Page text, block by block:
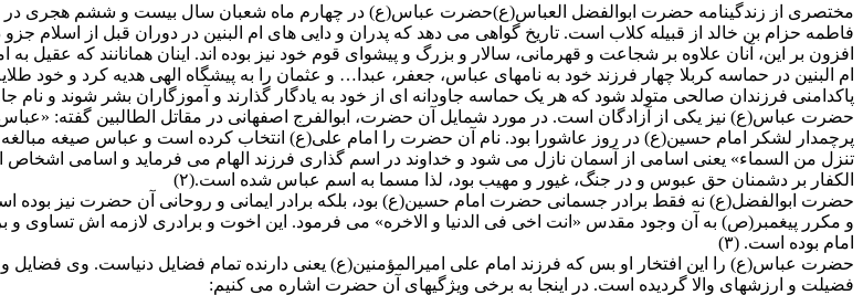
مختصری از زندگینامه حضرت ابوالفضل العباس(ع)حضرت عباس(ع) در چهارم ماه شعبان سال بیست و ششم هجری در مدینه
فاطمه حزام بن خالد از قبیله کلاب است. تاریخ گواهی می دهد که پدران و دایی های ام البنین در دوران قبل از اسلام
افزون بر این، آنان علاوه بر شجاعت و قهرمانی، سالار و بزرگ و پیشوای قوم خود نیز بوده اند. اینان همانانند که
ام البنین در حماسه کربلا چهار فرزند خود به نامهای عباس، جعفر، عبدا… و عثمان را به پیشگاه الهی هدیه کرد و
پاکدامنی فرزندان صالحی متولد شود که هر یک حماسه جاودانه ای از خود به یادگار گذارند و آموزگاران بشر شوند و نام
حضرت عباس(ع) نیز یکی از آزادگان است. در مورد شمایل آن حضرت، ابوالفرج اصفهانی در مقاتل الطالبین گفته:
پرچمدار لشکر امام حسین(ع) در روز عاشورا بود. نام آن حضرت را امام علی(ع) انتخاب کرده است و عباس صیغه
تنزل من السماء» یعنی اسامی از آسمان نازل می شود و خداوند در اسم گذاری فرزند الهام می فرماید و اسامی
الکفار بر دشمنان حق عبوس و در جنگ، غیور و مهیب بود، لذا مسما به اسم عباس شده است.(۲)
حضرت ابوالفضل(ع) نه فقط برادر جسمانی حضرت امام حسین(ع) بود، بلکه برادر ایمانی و روحانی آن حضرت نیز
و مکرر پیغمبر(ص) به آن وجود مقدس «انت اخی فی الدنیا و الاخره» می فرمود. این اخوت و برادری لازمه اش تساوی و
امام بوده است. (۳)
حضرت عباس(ع) را این افتخار او بس که فرزند امام علی امیرالمؤمنین(ع) یعنی دارنده تمام فضایل دنیاست. وی فضایل و
فضیلت و ارزشهای والا گردیده است. در اینجا به برخی ویژگیهای آن حضرت اشاره می کنیم: